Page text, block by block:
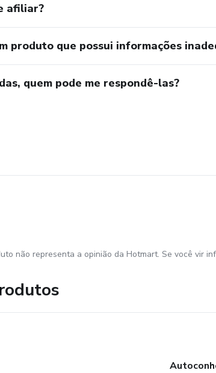
afiliar?
produto que possui informações
quem pode me respondê-las?
não representa a opinião da Hotmart. Se você vir